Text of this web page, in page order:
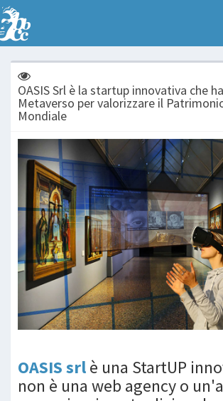
OASIS Srl è la startup innovativa che
Metaverso per valorizzare il
Mondiale
OASIS srlè una StartUP
non è una web agency o